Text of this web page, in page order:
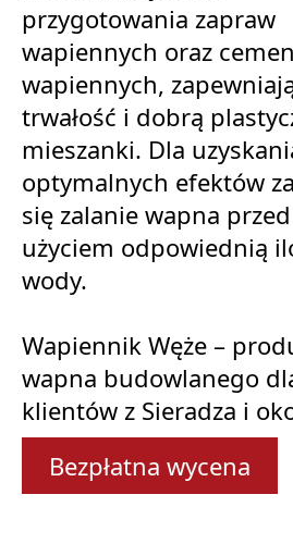
przygotowania zapraw
wapiennych oraz
wapiennych,
trwałość i dobrą
mieszanki. Dla
optymalnych efektów
się zalanie wapna przed
użyciem odpowiednią
wody.
Wapiennik Węże –
wapna budowlanego
klientów z Sieradza i
Bezpłatna wycena